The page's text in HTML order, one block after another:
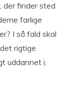
finder sted
farlige
I så fald skal
rigtige
uddannet i,